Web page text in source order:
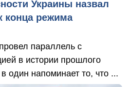
Украины назвал
конца режима
параллель с
в истории прошлого
один напоминает то, что ...